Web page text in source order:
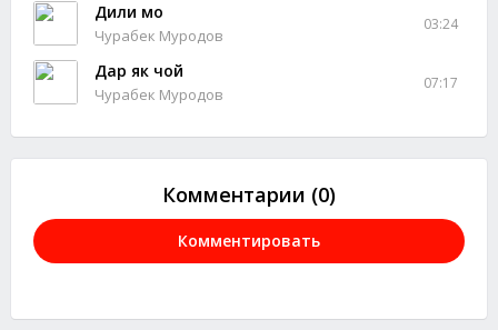
Дили мо
Чурабек Муродов
03:24
Дар як чой
Чурабек Муродов
07:17
Комментарии (0)
Комментировать